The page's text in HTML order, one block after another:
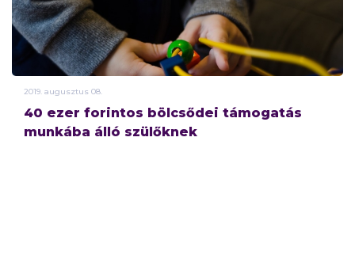
2019. augusztus 08.
40 ezer forintos bölcsődei támogatás
munkába álló szülőknek